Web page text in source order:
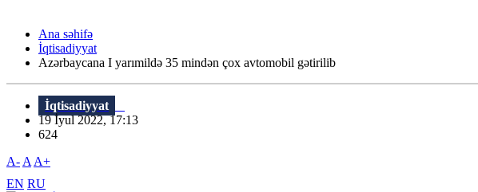
Ana səhifə
İqtisadiyyat
Azərbaycana I yarımildə 35 mindən çox avtomobil gətirilib
İqtisadiyyat
19 İyul 2022, 17:13
624
A- A A+
EN RU